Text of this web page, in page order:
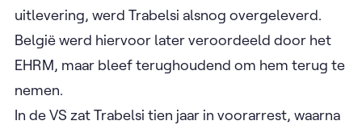
tien jaar cel. Na het uitzitten van zijn straf vroegen
de Verenigde Staten om zijn uitlevering, omdat ze
hem zagen als een belangrijke figuur binnen Al
Qaida en hem wilden vervolgen voor dezelfde
feiten, wat indruist tegen internationaal recht.